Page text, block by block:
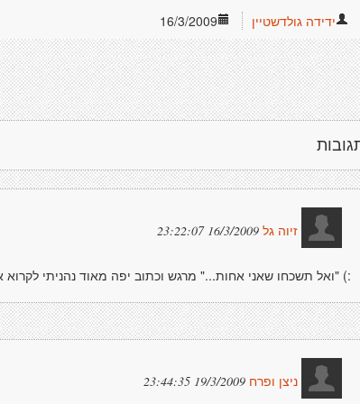
16/3/2009 ידידה גולדשטיין
זיוה גל 16/3/2009 23:22:07
:) "ואל תשכחו שאני אחות..." מרגש וכתוב יפה מאוד נהניתי לקרוא
ניצן ופרח 19/3/2009 23:44:35